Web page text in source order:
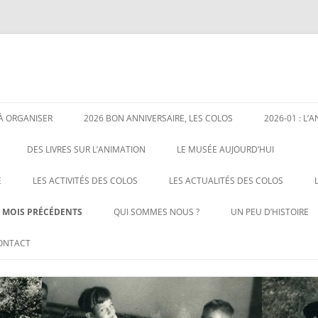
ORGANISER 2026 BON ANNIVERSAIRE, LES COLOS 2026-01 :
DES LIVRES SUR L’ANIMATION
L’ANIMATION SOCIOCULTURELLE
LES ACCUEILS DE LOISIRS
LE MUSÉE AUJOURD’HUI
LES ACTIVITÉS DES COLOS
LES ACTIVITÉS D’EXPRESSION
LES JEUX DES COLOS
LES JEUX EN BOIS
LES ACTUALITÉS DES COLOS
AUX COLOS, CITOYENS
DISPOSITIF
MOIS PRÉCÉDENTS
01 : LE RATTACHEMENT DE LA
06 : POUR LE REDÉMARRAGE
QUI SOMMES NOUS ? UN PEU D’HISTOIRE